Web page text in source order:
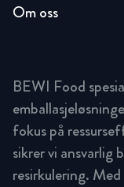
Om oss
BEWI Food
fokus på
sikrer vi ansvarlig
resirkulering.